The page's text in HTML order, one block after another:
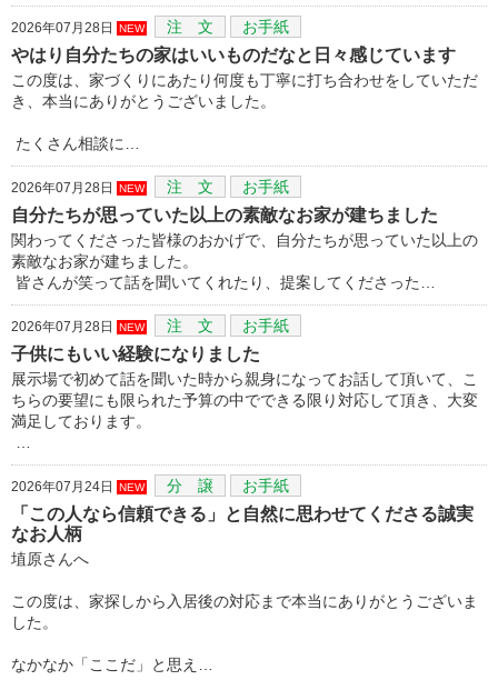
2026年07月28日 NEW 注 文 お手紙
やはり自分たちの家はいいものだなと日々感じています
この度は、家づくりにあたり何度も丁寧に打ち合わせをしていただ
き、本当にありがとうございました。
たくさん相談に…
2026年07月28日 NEW 注 文 お手紙
自分たちが思っていた以上の素敵なお家が建ちました
関わってくださった皆様のおかげで、自分たちが思っていた以上の
素敵なお家が建ちました。
皆さんが笑って話を聞いてくれたり、提案してくださった…
2026年07月28日 NEW 注 文 お手紙
子供にもいい経験になりました
展示場で初めて話を聞いた時から親身になってお話して頂いて、こ
ちらの要望にも限られた予算の中でできる限り対応して頂き、大変
満足しております。
2026年07月24日 NEW 分 譲 お手紙
「この人なら信頼できる」と自然に思わせてくださる誠実
なお人柄
埴原さんへ
この度は、家探しから入居後の対応まで本当にありがとうございま
した。
なかなか「ここだ」と思え…